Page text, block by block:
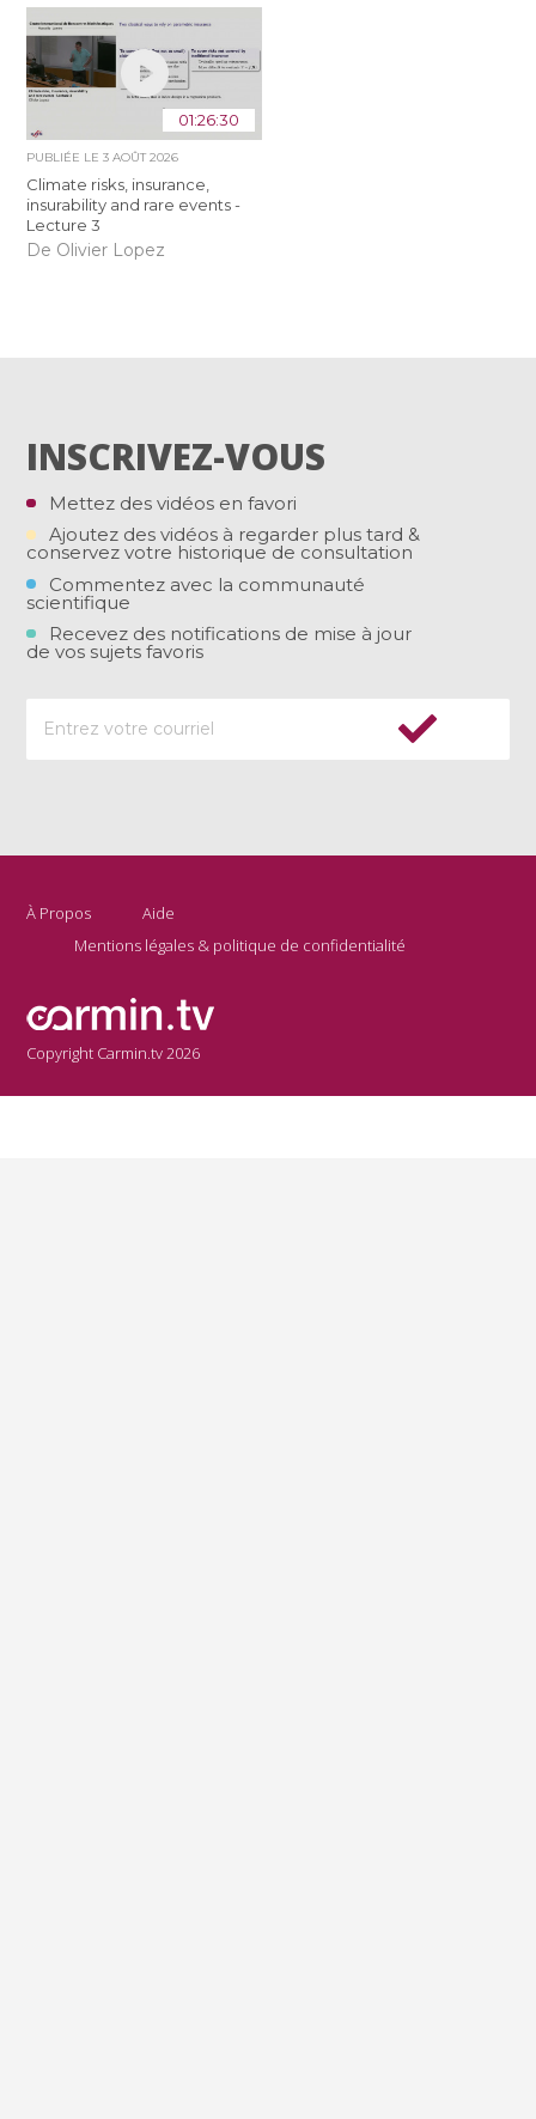
01:26:30
PUBLIÉE LE3 AOÛT 2026
Climate risks, insurance,
insurability and rare events -
Lecture 3
De Olivier Lopez
INSCRIVEZ-VOUS
Mettez des vidéos en favori
Ajoutez des vidéos à regarder plus tard &
conservez votre historique de consultation
Commentez avec la communauté
scientifique
Recevez des notifications de mise à jour
de vos sujets favoris
À Propos
Aide
Mentions légales & politique de confidentialité
Copyright Carmin.tv 2026